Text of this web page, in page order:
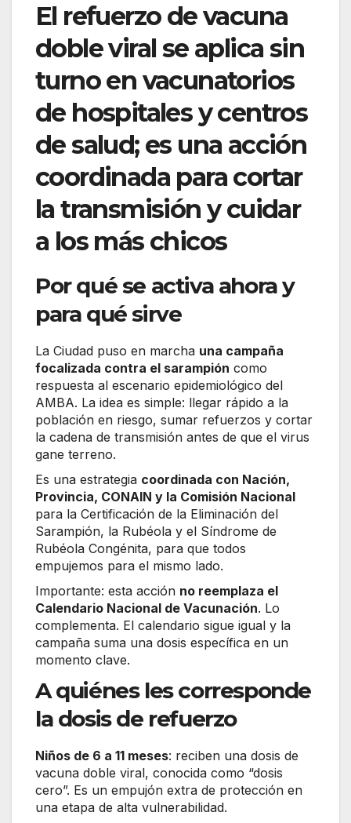
El refuerzo de vacuna
doble viral se aplica sin
turno en vacunatorios
de hospitales y centros
de salud; es una acción
coordinada para cortar
la transmisión y cuidar
a los más chicos
Por qué se activa ahora y
para qué sirve
La Ciudad puso en marcha una campaña
focalizada contra el sarampión como
respuesta al escenario epidemiológico del
AMBA. La idea es simple: llegar rápido a la
población en riesgo, sumar refuerzos y cortar
la cadena de transmisión antes de que el virus
gane terreno.
Es una estrategia coordinada con Nación,
Provincia, CONAIN y la Comisión Nacional
para la Certificación de la Eliminación del
Sarampión, la Rubéola y el Síndrome de
Rubéola Congénita, para que todos
empujemos para el mismo lado.
Importante: esta acción no reemplaza el
Calendario Nacional de Vacunación. Lo
complementa. El calendario sigue igual y la
campaña suma una dosis específica en un
momento clave.
A quiénes les corresponde
la dosis de refuerzo
Niños de 6 a 11 meses: reciben una dosis de
vacuna doble viral, conocida como “dosis
cero”. Es un empujón extra de protección en
una etapa de alta vulnerabilidad.